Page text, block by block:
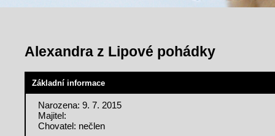
Alexandra z Lipové pohádky
Základní informace
Narozena: 9. 7. 2015
Majitel:
Chovatel: nečlen